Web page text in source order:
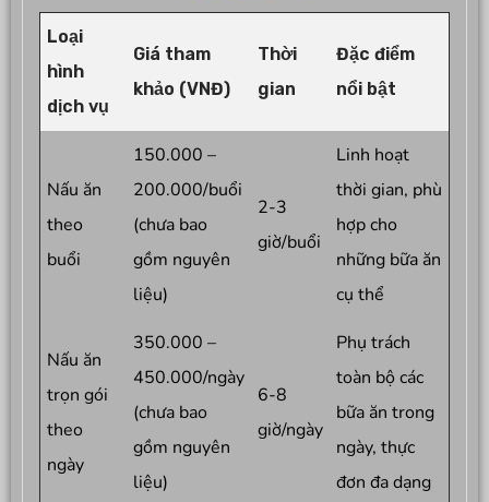
Loại
hình
dịch vụ
Giá tham
khảo (VNĐ)
Thời
gian
Đặc điểm
nổi bật
Nấu ăn
theo
buổi
150.000 –
200.000/buổi
(chưa bao
gồm nguyên
liệu)
2-3
giờ/buổi
Linh hoạt
thời gian, phù
hợp cho
những bữa ăn
cụ thể
Nấu ăn
trọn gói
theo
ngày
350.000 –
450.000/ngày
(chưa bao
gồm nguyên
liệu)
6-8
giờ/ngày
Phụ trách
toàn bộ các
bữa ăn trong
ngày, thực
đơn đa dạng